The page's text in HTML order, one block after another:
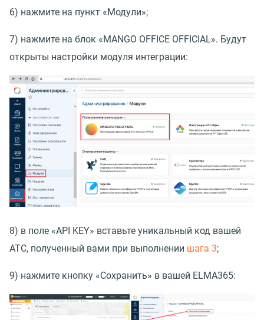
6) нажмите на пункт «Модули»;
7) нажмите на блок «MANGO OFFICE OFFICIAL». Будут
открыты настройки модуля интеграции:
8) в поле «API KEY» вставьте уникальный код вашей
АТС, полученный вами при выполнении шага 3;
9) нажмите кнопку «Сохранить» в вашей ELMA365: